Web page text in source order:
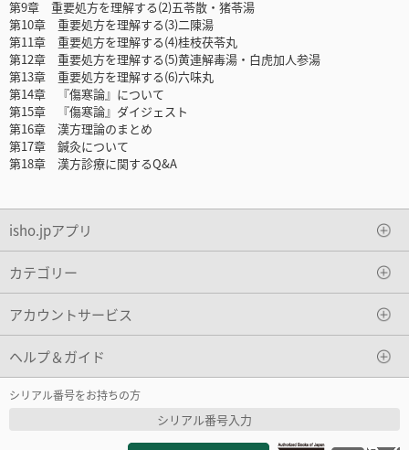
第9章 重要処方を理解する(2)五苓散・猪苓湯
第10章 重要処方を理解する(3)二陳湯
第11章 重要処方を理解する(4)桂枝茯苓丸
第12章 重要処方を理解する(5)黄連解毒湯・白虎加人参湯
第13章 重要処方を理解する(6)六味丸
第14章 『傷寒論』について
第15章 『傷寒論』ダイジェスト
第16章 漢方理論のまとめ
第17章 鍼灸について
第18章 漢方診療に関するQ&A
isho.jpアプリ
カテゴリー
アカウントサービス
ヘルプ＆ガイド
シリアル番号をお持ちの方
シリアル番号入力